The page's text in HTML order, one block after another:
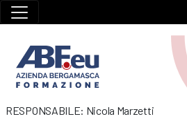
RESPONSABILE: Nicola Marzetti